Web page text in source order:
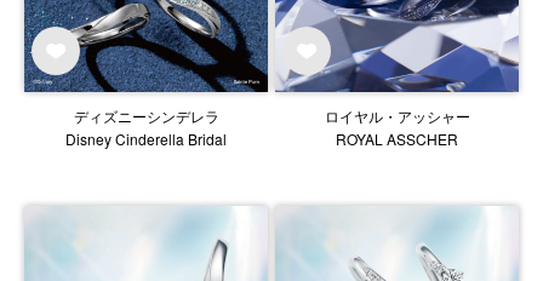
ディズニーシンデレラ
Disney Cinderella Bridal
ロイヤル・アッシャー
ROYAL ASSCHER